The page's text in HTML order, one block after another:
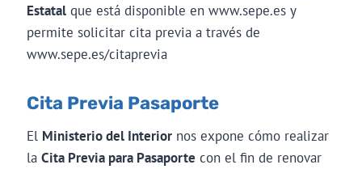
Estatalque está disponible en www.sepe.es y
permite solicitar cita previa a través de
www.sepe.es/citaprevia
Cita Previa Pasaporte
El Ministerio del Interiornos expone cómo realizar
la Cita Previa para Pasaporte con el fin de renovar